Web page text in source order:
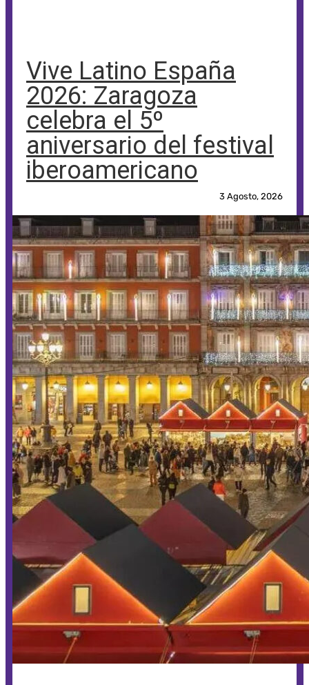
Vive Latino España
2026: Zaragoza
celebra el 5º
aniversario del festival
iberoamericano
3 Agosto, 2026